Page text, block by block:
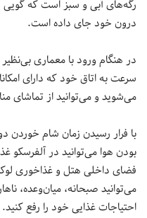
رگه‌های آبی و سبز است که گویی
درون خود جای داده است.
در هنگام ورود با معماری
سرعت به اتاق خود که دارای
می‌شوید و می‌توانید از تماشای
با فرار رسیدن زمان شام خوردن
بودن هوا می‌توانید در آلفرسکو
فضای داخلی هتل و غذاخوری
می‌توانید صبحانه، میان‌وعده،
احتیاجات غذایی خود را رفع کنید.